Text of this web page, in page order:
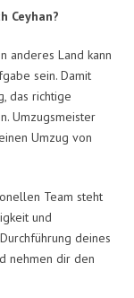
Ceyhan?
anderes Land kann
sein. Damit
das richtige
Umzugsmeister
Umzug von
Team steht
und
deines
nehmen dir den